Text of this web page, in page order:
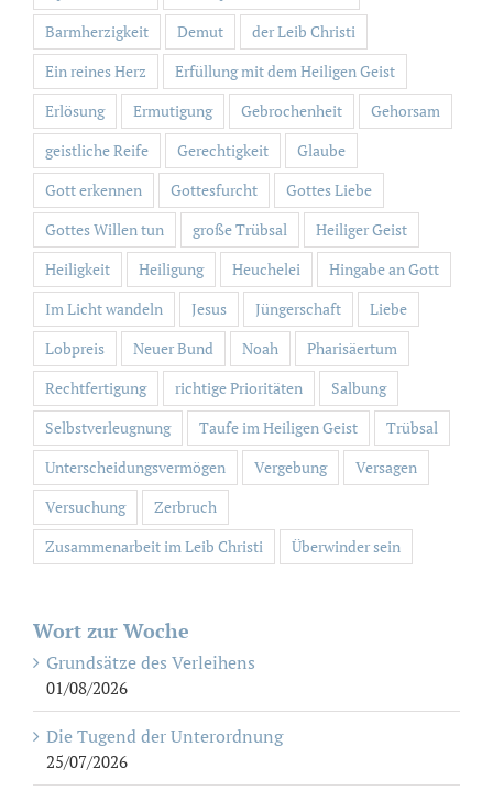
Barmherzigkeit
Demut
der Leib Christi
Ein reines Herz
Erfüllung mit dem Heiligen Geist
Erlösung
Ermutigung Gebrochenheit
Gehorsam
geistliche Reife
Gerechtigkeit
Glaube
Gott erkennen
Gottesfurcht
Gottes Liebe
Gottes Willen tun
große Trübsal
Heiliger Geist
Heiligkeit
Heiligung Heuchelei
Hingabe an Gott
Im Licht wandeln
Jesus Jüngerschaft
Liebe
Lobpreis
Neuer Bund Noah
Pharisäertum
Rechtfertigung
richtige Prioritäten
Salbung
Selbstverleugnung
Taufe im Heiligen Geist
Trübsal
Unterscheidungsvermögen
Vergebung
Versagen
Versuchung
Zerbruch
Zusammenarbeit im Leib Christi
Überwinder sein
Wort zur Woche
Grundsätze des Verleihens
01/08/2026
Die Tugend der Unterordnung
25/07/2026